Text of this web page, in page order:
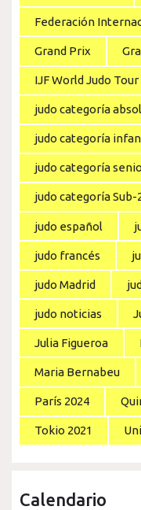
Federación
Grand Prix
IJF World Judo Tour
judo categoría
judo categoría
judo categoría
judo categoría Sub-
judo español
judo francés
judo Madrid
judo noticias
Julia Figueroa
Maria Bernabeu
París 2024
Tokio 2021
Calendario